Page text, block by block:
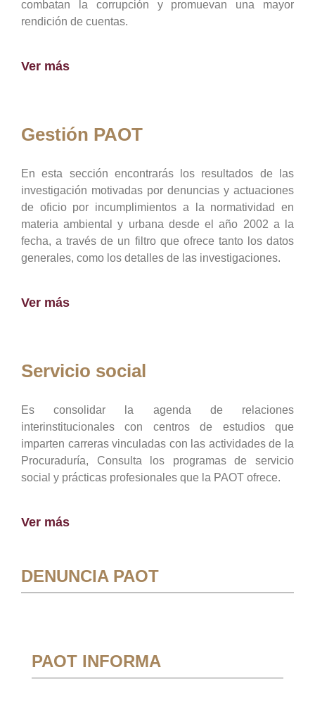
combatan la corrupción y promuevan una mayor
rendición de cuentas.
Ver más
Gestión PAOT
En esta sección encontrarás los resultados de las
investigación motivadas por denuncias y actuaciones
de oficio por incumplimientos a la normatividad en
materia ambiental y urbana desde el año 2002 a la
fecha, a través de un filtro que ofrece tanto los datos
generales, como los detalles de las investigaciones.
Ver más
Servicio social
Es consolidar la agenda de relaciones
interinstitucionales con centros de estudios que
imparten carreras vinculadas con las actividades de la
Procuraduría, Consulta los programas de servicio
social y prácticas profesionales que la PAOT ofrece.
Ver más
DENUNCIA PAOT
PAOT INFORMA